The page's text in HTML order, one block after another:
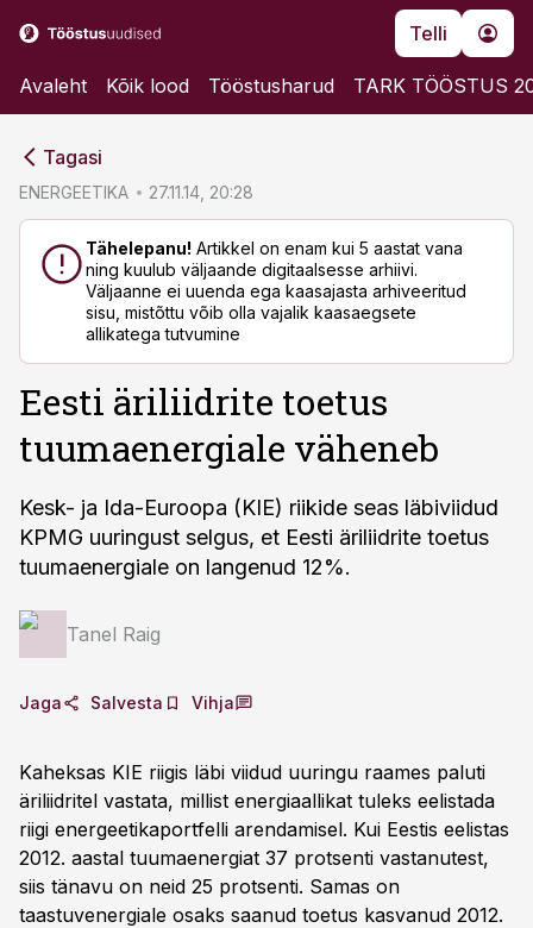
Telli
Avaleht Kõik lood Tööstusharud TARK TÖÖSTUS
Tagasi
ENERGEETIKA 27.11.14, 20:28
Tähelepanu! Artikkel on enam kui 5 aastat vana
ning kuulub väljaande digitaalsesse arhiivi.
Väljaanne ei uuenda ega kaasajasta arhiveeritud
sisu, mistõttu võib olla vajalik kaasaegsete
allikatega tutvumine
Eesti äriliidrite toetus
tuumaenergiale väheneb
Kesk- ja Ida-Euroopa (KIE) riikide seas läbiviidud
KPMG uuringust selgus, et Eesti äriliidrite toetus
tuumaenergiale on langenud 12%.
Tanel Raig
Jaga Salvesta Vihja
Kaheksas KIE riigis läbi viidud uuringu raames paluti
äriliidritel vastata, millist energiaallikat tuleks eelistada
riigi energeetikaportfelli arendamisel. Kui Eestis eelistas
2012. aastal tuumaenergiat 37 protsenti vastanutest,
siis tänavu on neid 25 protsenti. Samas on
taastuvenergiale osaks saanud toetus kasvanud 2012.